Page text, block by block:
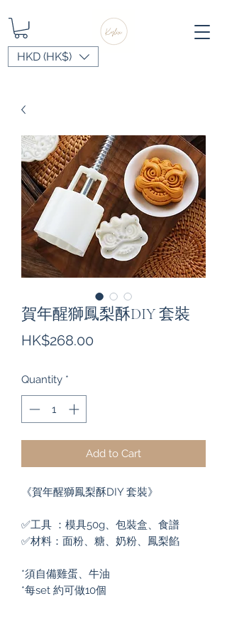
HKD (HK$)
賀年醒獅鳳梨酥DIY 套裝
HK$268.00
Quantity *
Add to Cart
《賀年醒獅鳳梨酥DIY 套裝》
✅工具 ：模具50g、包裝盒、食譜
✅材料：面粉、糖、奶粉、鳳梨餡
*須自備雞蛋、牛油
*每set 約可做10個